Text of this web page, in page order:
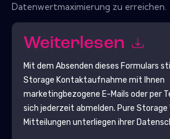
Datenwertmaximierung zu erreichen.
Weiterlesen
Mit dem Absenden dieses Formulars
Storage Kontaktaufnahme mit Ihnen
marketingbezogene E-Mails oder per
sich jederzeit abmelden. Pure Storage
Mitteilungen unterliegen ihrer